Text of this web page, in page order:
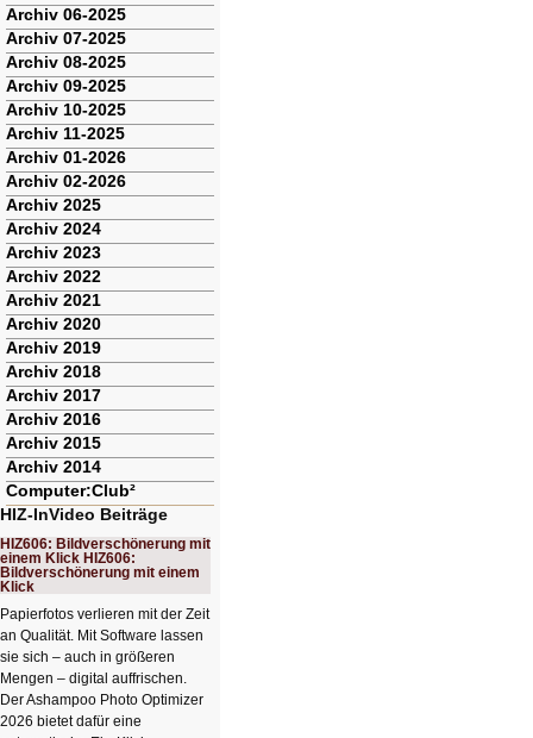
Archiv 06-2025
Archiv 07-2025
Archiv 08-2025
Archiv 09-2025
Archiv 10-2025
Archiv 11-2025
Archiv 01-2026
Archiv 02-2026
Archiv 2025
Archiv 2024
Archiv 2023
Archiv 2022
Archiv 2021
Archiv 2020
Archiv 2019
Archiv 2018
Archiv 2017
Archiv 2016
Archiv 2015
Archiv 2014
Computer:Club²
HIZ-InVideo Beiträge
HIZ606: Bildverschönerung mit
einem Klick HIZ606:
Bildverschönerung mit einem
Klick
Papierfotos verlieren mit der Zeit
an Qualität. Mit Software lassen
sie sich – auch in größeren
Mengen – digital auffrischen.
Der Ashampoo Photo Optimizer
2026 bietet dafür eine